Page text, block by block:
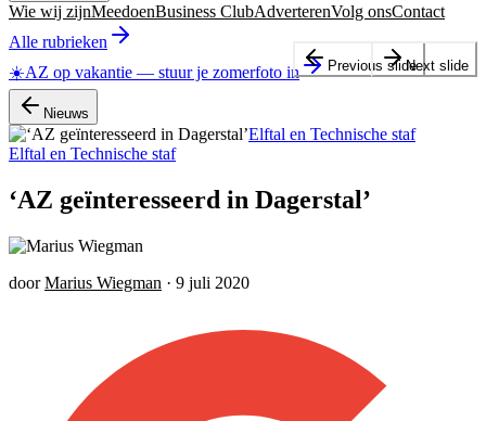
Wie wij zijnMeedoenBusiness ClubAdverterenVolg onsContact
Alle rubrieken
☀️AZ op vakantie — stuur je zomerfoto in
Nieuws
Elftal en Technische staf
Elftal en Technische staf
‘AZ geïnteresseerd in Dagerstal’
door Marius Wiegman · 9 juli 2020
Previous slideNext slide